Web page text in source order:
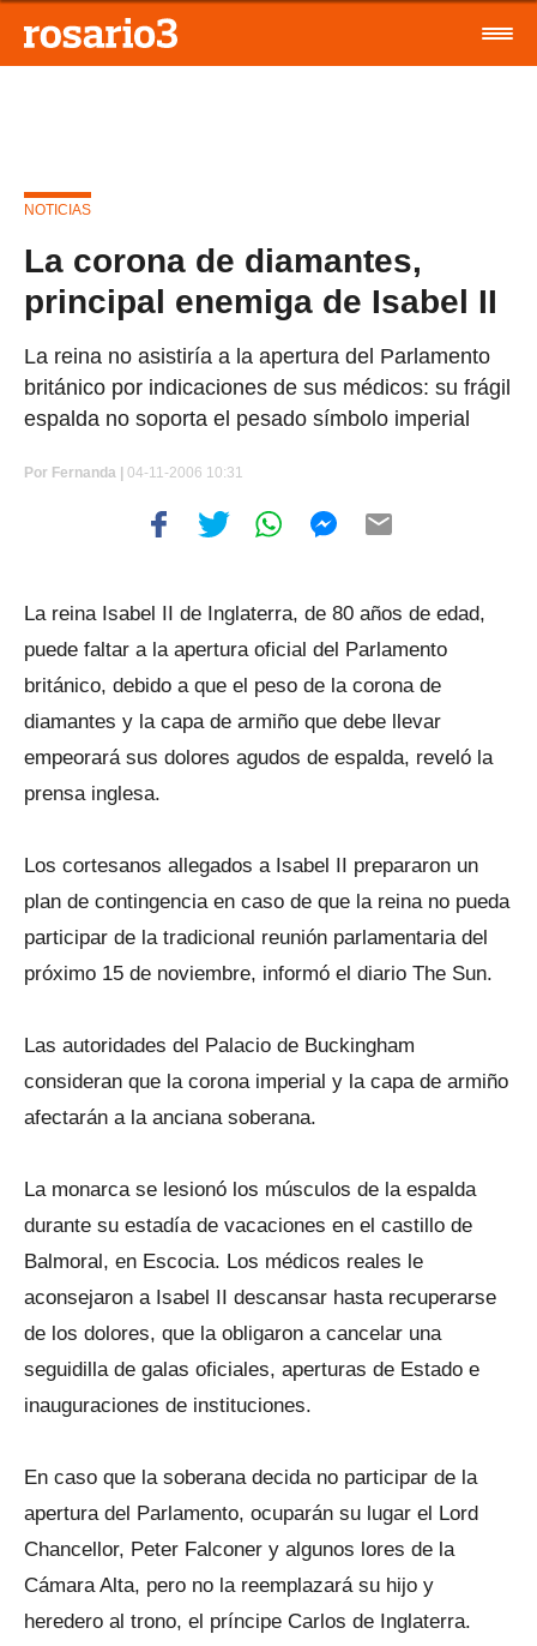
NOTICIAS
La corona de diamantes,
principal enemiga de Isabel II
La reina no asistiría a la apertura del Parlamento
británico por indicaciones de sus médicos: su frágil
espalda no soporta el pesado símbolo imperial
Por Fernanda | 04-11-2006 10:31
La reina Isabel II de Inglaterra, de 80 años de edad,
puede faltar a la apertura oficial del Parlamento
británico, debido a que el peso de la corona de
diamantes y la capa de armiño que debe llevar
empeorará sus dolores agudos de espalda, reveló la
prensa inglesa.
Los cortesanos allegados a Isabel II prepararon un
plan de contingencia en caso de que la reina no pueda
participar de la tradicional reunión parlamentaria del
próximo 15 de noviembre, informó el diario The Sun.
Las autoridades del Palacio de Buckingham
consideran que la corona imperial y la capa de armiño
afectarán a la anciana soberana.
La monarca se lesionó los músculos de la espalda
durante su estadía de vacaciones en el castillo de
Balmoral, en Escocia. Los médicos reales le
aconsejaron a Isabel II descansar hasta recuperarse
de los dolores, que la obligaron a cancelar una
seguidilla de galas oficiales, aperturas de Estado e
inauguraciones de instituciones.
En caso que la soberana decida no participar de la
apertura del Parlamento, ocuparán su lugar el Lord
Chancellor, Peter Falconer y algunos lores de la
Cámara Alta, pero no la reemplazará su hijo y
heredero al trono, el príncipe Carlos de Inglaterra.